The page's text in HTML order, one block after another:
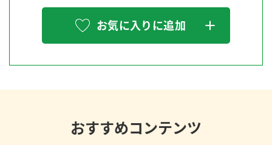
お気に入りに追加
おすすめコンテンツ